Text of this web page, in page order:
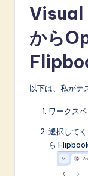
Visual
から
以下は、私がテ
ワークス
選択して
ら